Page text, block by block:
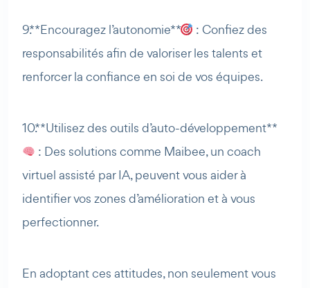
9. **Encouragez l’autonomie**
: Confiez des
responsabilités afin de valoriser les talents et
renforcer la confiance en soi de vos équipes.
10. **Utilisez des outils d’auto-développement**
: Des solutions comme Maibee, un coach
virtuel assisté par IA, peuvent vous aider à
identifier vos zones d’amélioration et à vous
perfectionner.
En adoptant ces attitudes, non seulement vous